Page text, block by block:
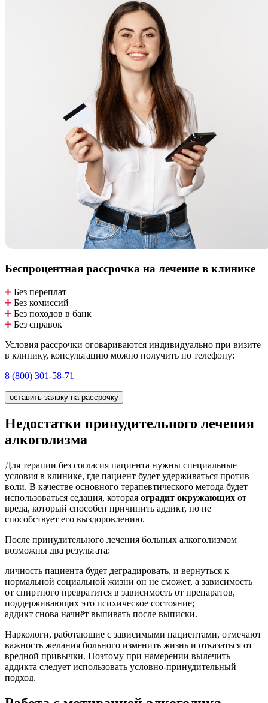
Беспроцентная рассрочка на лечение в клинике
Без переплат
Без комиссий
Без походов в банк
Без справок
Условия рассрочки оговариваются индивидуально при визите
в клинику, консультацию можно получить по телефону:
8 (800) 301-58-71
оставить заявку на рассрочку
Недостатки принудительного лечения
алкоголизма
Для терапии без согласия пациента нужны специальные
условия в клинике, где пациент будет удерживаться против
воли. В качестве основного терапевтического метода будет
использоваться седация, которая оградит окружающих от
вреда, который способен причинить аддикт, но не
способствует его выздоровлению.
После принудительного лечения больных алкоголизмом
возможны два результата:
личность пациента будет деградировать, и вернуться к
нормальной социальной жизни он не сможет, а зависимость
от спиртного превратится в зависимость от препаратов,
поддерживающих это психическое состояние;
аддикт снова начнёт выпивать после выписки.
Наркологи, работающие с зависимыми пациентами, отмечают
важность желания больного изменить жизнь и отказаться от
вредной привычки. Поэтому при намерении вылечить
аддикта следует использовать условно-принудительный
подход.